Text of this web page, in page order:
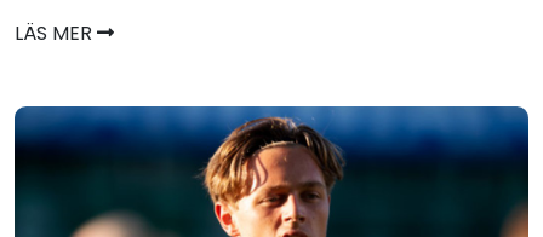
LÄS MER